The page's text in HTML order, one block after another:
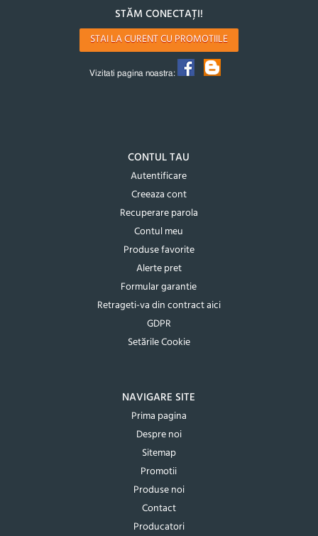
STĂM CONECTAȚI!
STAI LA CURENT CU PROMOTIILE
Vizitati pagina noastra:
CONTUL TAU
Autentificare
Creeaza cont
Recuperare parola
Contul meu
Produse favorite
Alerte pret
Formular garantie
Retrageti-va din contract aici
GDPR
Setările Cookie
NAVIGARE SITE
Prima pagina
Despre noi
Sitemap
Promotii
Produse noi
Contact
Producatori